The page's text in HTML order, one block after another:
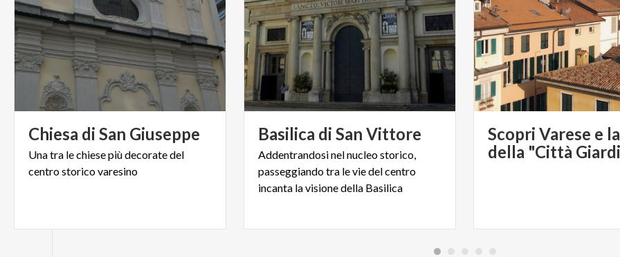
Chiesa di San Giuseppe
Unatra lechiesepiùdecoratedel
centrostoricovaresino
Basilica di San Vittore
Addentrandosi nel nucleo storico,
passeggiando tra le vie del centro
incanta la visione della Basilica
Scopri Varese e
della "Città